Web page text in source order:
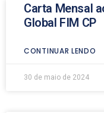
Carta Mensal
Global FIM CP
CONTINUAR LENDO
30 de maio de 2024